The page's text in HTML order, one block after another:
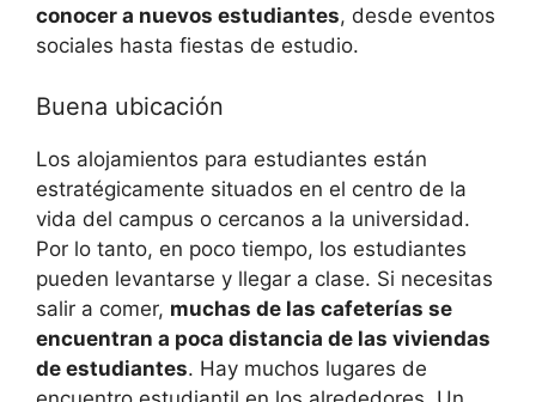
conocer a nuevos estudiantes, desde eventos
sociales hasta fiestas de estudio.
Buena ubicación
Los alojamientos para estudiantes están
estratégicamente situados en el centro de la
vida del campus o cercanos a la universidad.
Por lo tanto, en poco tiempo, los estudiantes
pueden levantarse y llegar a clase. Si necesitas
salir a comer, muchas de las cafeterías se
encuentran a poca distancia de las viviendas
de estudiantes. Hay muchos lugares de